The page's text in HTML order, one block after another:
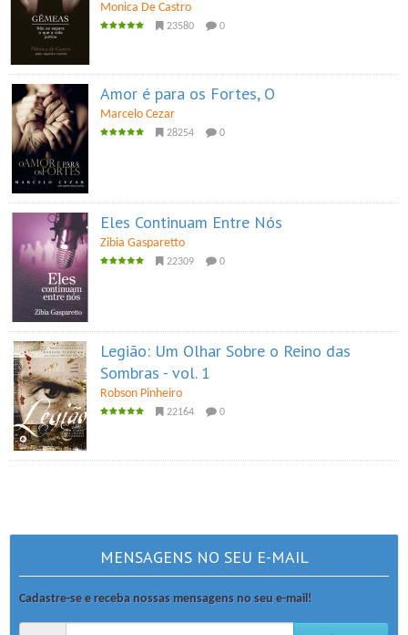
Monica De Castro
23580 0
Amor é para os Fortes, O
Marcelo Cezar
28254 0
Eles Continuam Entre Nós
Zibia Gasparetto
22309 0
Legião: Um Olhar Sobre o Reino das
Sombras - vol. 1
Robson Pinheiro
22164 0
MENSAGENS NO SEU E-MAIL
Cadastre-se e receba nossas mensagens no seu e-mail!